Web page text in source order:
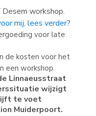
workshop.
mij, lees verder?
voor late
de kosten voor het
een workshop.
Linnaeusstraat
wijzigt
te voet
Muiderpoort.